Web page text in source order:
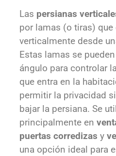
Las persianas
por lamas (o tiras) que
verticalmente desde
Estas lamas se
ángulo para controlar
que entra en la
permitir la privacidad
bajar la persiana. Se
principalmente en
puertas corredizas y
una opción ideal para